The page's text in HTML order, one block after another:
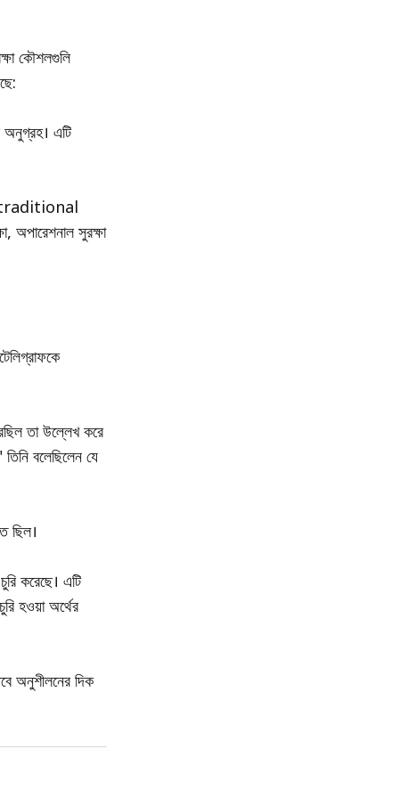
কৌশলগুলি
অনুগ্রহ। এটি
traditional
অপারেশনাল সুরক্ষা
তা উল্লেখ করে
বলেছিলেন যে
ছিল।
করেছে। এটি
হওয়া অর্থের
অনুশীলনের দিক